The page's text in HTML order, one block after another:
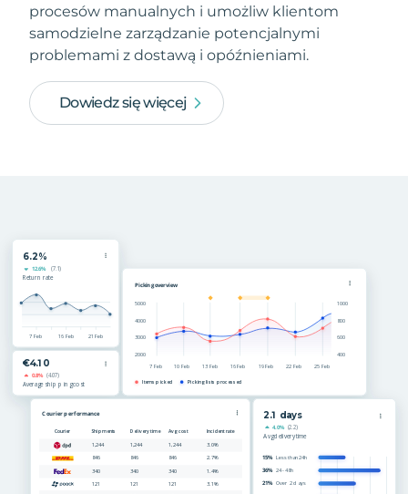
procesów manualnych i umożliw klientom
samodzielne zarządzanie potencjalnymi
problemami z dostawą i opóźnieniami.
Dowiedz się więcej